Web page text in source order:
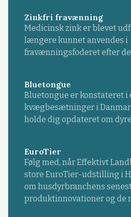
Zinkfri fravænning
Medicinsk zink er blevet
længere kunnet anvendes i
fravænningsfoderet efter
Bluetongue
Bluetongue er konstateret i
kvægbesætninger i
holde dig opdateret om
EuroTier
Følg med, når Effektivt
store EuroTier-udstilling i
om husdyrbranchens
produktinnovationer og de